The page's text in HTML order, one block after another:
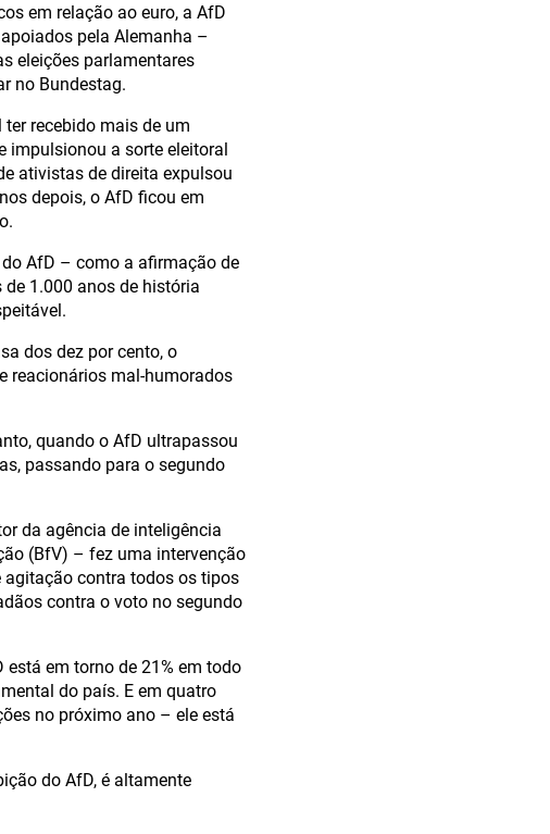
em relação ao euro, a AfD
pela Alemanha –
eleições parlamentares
no Bundestag.
recebido mais de um
impulsionou a sorte eleitoral
ativistas de direita expulsou
depois, o AfD ficou em
AfD – como a afirmação de
1.000 anos de história
dos dez por cento, o
reacionários mal-humorados
quando o AfD ultrapassou
passando para o segundo
da agência de inteligência
(BfV) – fez uma intervenção
contra todos os tipos
contra o voto no segundo
em torno de 21% em todo
do país. E em quatro
no próximo ano – ele está
do AfD, é altamente